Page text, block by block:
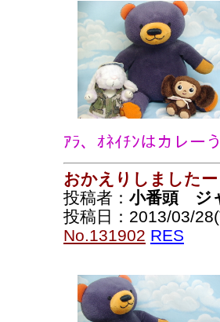
ｱﾗ、ｵﾈｲﾁﾝはカレー
おかえりしましたー
投稿者： 小番頭 ジ
投稿日：2013/03/
No.131902 RES